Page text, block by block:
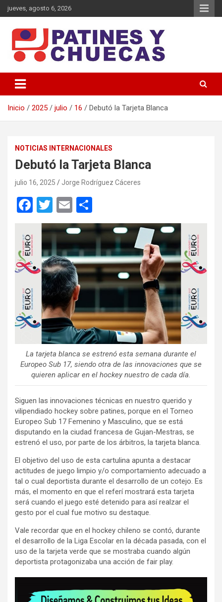
Saltar
al
jueves, agosto 6, 2026
Patines y Chuecas
Inicio 2025 julio 16 Debutó la Tarjeta Blanca
NOTICIAS INTERNACIONALES
Debutó la Tarjeta Blanca
julio 16, 2025 Jorge Rodríguez Cáceres
F
a
ce
o
T
wi
tt
er
E
m
ail
o
m
p
ar
tir
La tarjeta blanca se estrenó esta semana durante el
Europeo Sub 17, siendo otra de las innovaciones que se
quieren aplicar en el hockey nuestro de cada día.
Siguen las innovaciones técnicas en nuestro querido y
vilipendiado hockey sobre patines, porque en el Torneo
Europeo Sub 17 Femenino y Masculino, que se está
disputando en la ciudad francesa de Gujan-Mestras, se
estrenó el uso, por parte de los árbitros, la tarjeta blanca.
El objetivo del uso de esta cartulina apunta a destacar
actitudes de juego limpio y/o comportamiento adecuado a
tal o cual deportista durante el desarrollo de un cotejo. Es
más, el momento en que el referí mostrará esta tarjeta
será cuando el juego esté detenido para así realzar el
gesto por el cual fue motivo su destaque.
Vale recordar que en el hockey chileno se contó, durante
el desarrollo de la Liga Escolar en la década pasada, con el
uso de la tarjeta verde que se mostraba cuando algún
deportista protagonizaba una acción de fair play.